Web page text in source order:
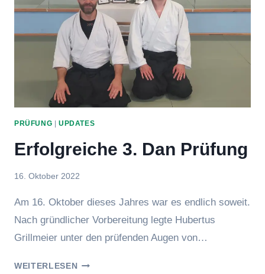
PRÜFUNG | UPDATES
Erfolgreiche 3. Dan Prüfung
Von
16. Oktober 2022
Am 16. Oktober dieses Jahres war es endlich soweit.
Nach gründlicher Vorbereitung legte Hubertus
Grillmeier unter den prüfenden Augen von…
WEITERLESENERFOLGREICHE